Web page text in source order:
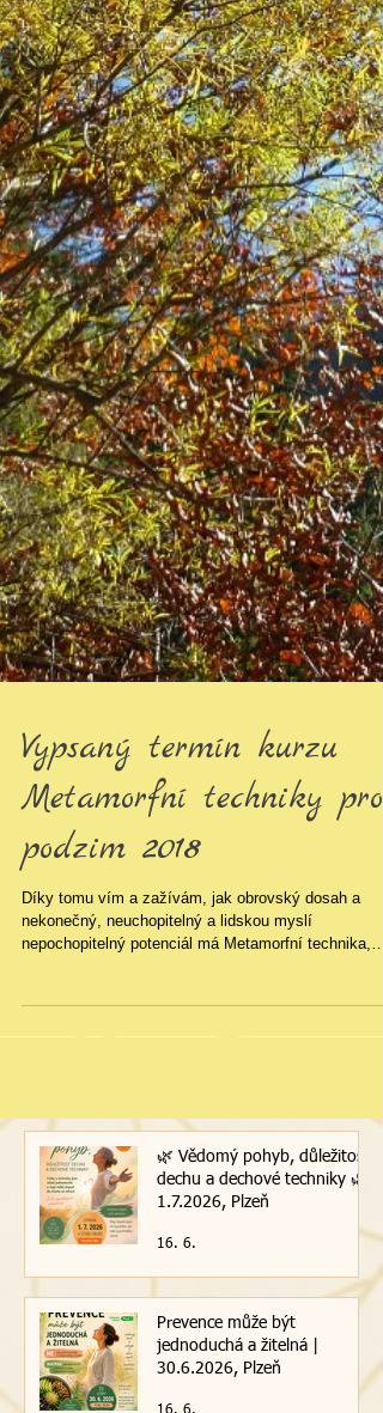
Vypsaný termín kurzu
Metamorfní techniky pro
podzim 2018
Díky tomu vím a zažívám, jak obrovský dosah a
nepochopitelný potenciál má Metamorfní technika,
🌿 Vědomý pohyb, důležitost
dechu a dechové techniky 🌿|
16. 6.
Prevence může být
jednoduchá a žitelná |